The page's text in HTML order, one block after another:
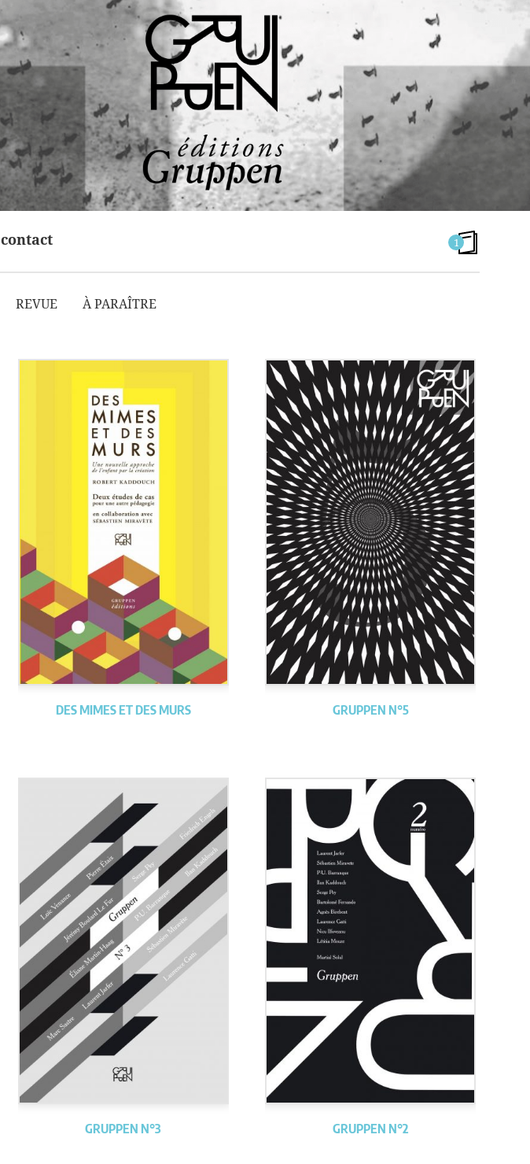
contact 1
REVUE À PARAÎTRE
DES MIMES ET DES MURS GRUPPEN N°5
GRUPPEN N°3 GRUPPEN N°2